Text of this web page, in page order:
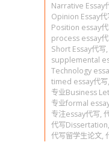
Narrative Essay
Opinion Essay代
Position essay
process essay
Short Essay代写,
supplemental
Technology
timed essay代写,
专业Business
专业formal
专注essay代写,
代写Dissertation,
代写留学生论文,